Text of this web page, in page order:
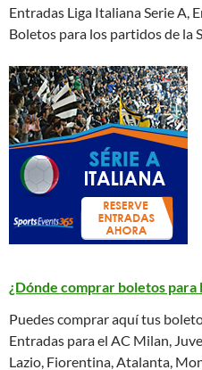
Entradas Liga Italiana Serie A,
Boletos para los partidos de la
¿Dónde comprar boletos para
Puedes comprar aquí tus
Entradas para el AC Milan,
Lazio, Fiorentina, Atalanta,